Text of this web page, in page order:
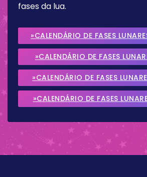
fases da lua.
»CALENDÁRIO DE FASES
»CALENDÁRIO DE FASES
2026
»CALENDÁRIO DE FASES
2026
»CALENDÁRIO DE FASES